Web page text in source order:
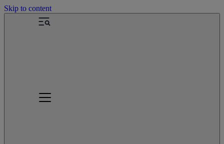
Skip to content